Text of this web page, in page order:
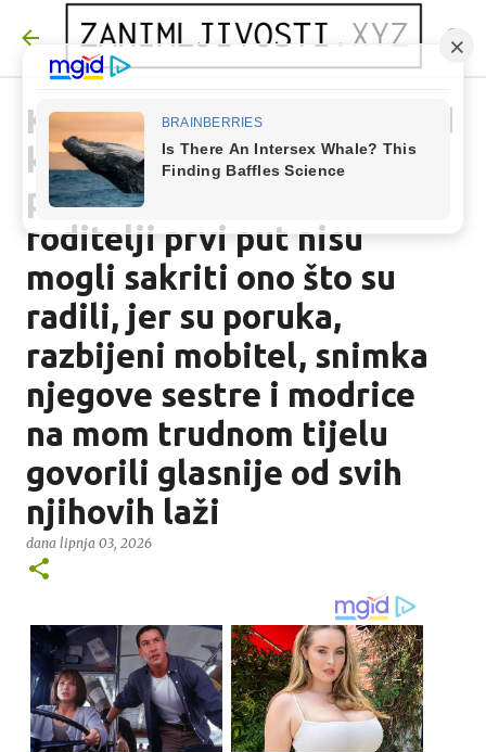
Preskoči na glavni sadržaj
Kad je moj brat stigao pred
kuću s policijom i hitnom
pomoći, moj muž i njegovi
roditelji prvi put nisu
mogli sakriti ono što su
radili, jer su poruka,
razbijeni mobitel, snimka
njegove sestre i modrice
na mom trudnom tijelu
govorili glasnije od svih
njihovih laži
dana lipnja 03, 2026